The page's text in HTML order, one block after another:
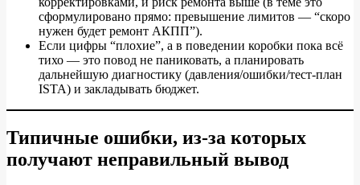
сформулировано прямо: превышение лимитов — “скоро
нужен будет ремонт АКПП”).
Если цифры “плохие”, а в поведении коробки пока всё
тихо — это повод не паниковать, а планировать
дальнейшую диагностику (давления/ошибки/тест‑план
ISTA) и закладывать бюджет.
Типичные ошибки, из‑за которых
получают неправильный вывод